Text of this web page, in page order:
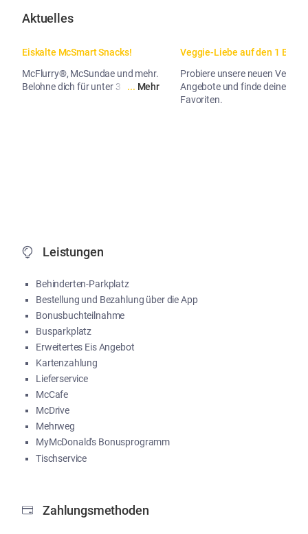
Aktuelles
Eiskalte McSmart Snacks!
McFlurry®, McSundae und mehr.
Belohne dich für unter 3 Euro.
... Mehr
Veggie-Liebe auf den 1 Biss.
Probiere unsere neuen Veggie-
Angebote und finde deinen
Favoriten.
Leistungen
Behinderten-Parkplatz
Bestellung und Bezahlung über die App
Bonusbuchteilnahme
Busparkplatz
Erweitertes Eis Angebot
Kartenzahlung
Lieferservice
McCafe
McDrive
Mehrweg
MyMcDonald's Bonusprogramm
Tischservice
Zahlungsmethoden